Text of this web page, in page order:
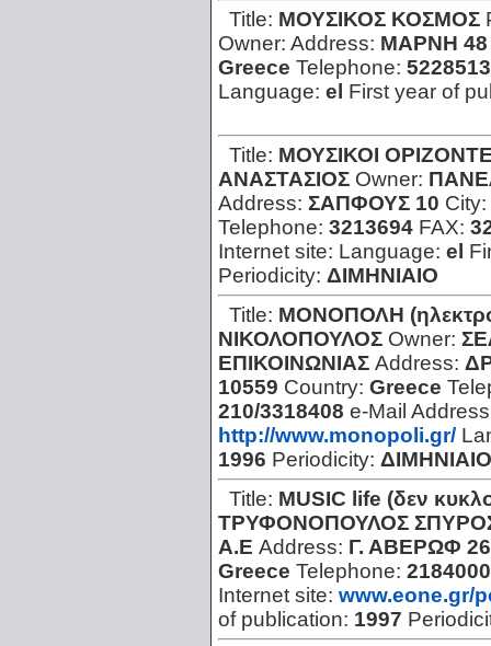
Title: ΜΟΥΣΙΚΟΣ ΚΟΣΜΟΣ
Owner: Address: ΜΑΡΝΗ 48
Greece Telephone: 5228513
Language: el First year of
Title: ΜΟΥΣΙΚΟΙ
ΑΝΑΣΤΑΣΙΟΣ Owner:
Address: ΣΑΠΦΟΥΣ 10 City:
Telephone: 3213694 FAX:
Internet site: Language: el
Periodicity: ΔΙΜΗΝΙΑΙΟ
Title: ΜΟΝΟΠΟΛΗ
ΝΙΚΟΛΟΠΟΥΛΟΣ Owner:
ΕΠΙΚΟΙΝΩΝΙΑΣ Address:
10559 Country: Greece
210/3318408 e-Mail
http://www.monopoli.gr/
1996 Periodicity: ΔΙΜΗΝΙΑΙΟ
Title: MUSIC life (δεν
ΤΡΥΦΟΝΟΠΟΥΛΟΣ
Α.Ε Address: Γ. ΑΒΕΡΩΦ
Greece Telephone: 2184000
Internet site: www.eone.gr/
of publication: 1997